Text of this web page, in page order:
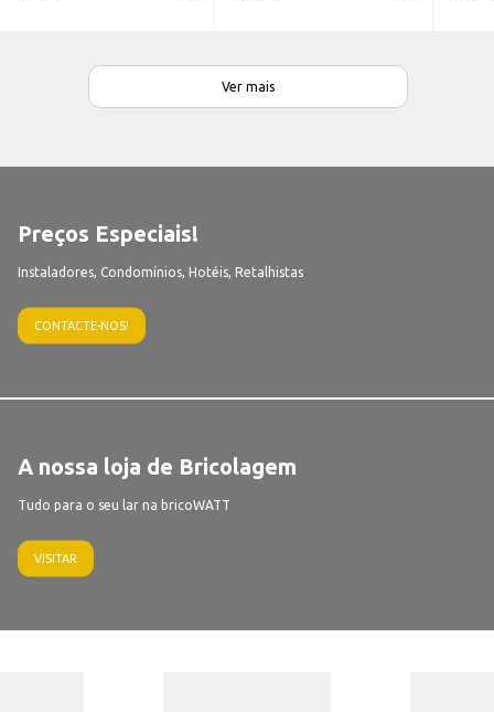
Ver mais
Preços Especiais!
Instaladores, Condomínios, Hotéis, Retalhistas
CONTACTE-NOS!
A nossa loja de Bricolagem
Tudo para o seu lar na bricoWATT
VISITAR